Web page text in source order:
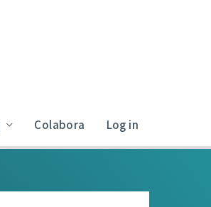
Colabora Log in